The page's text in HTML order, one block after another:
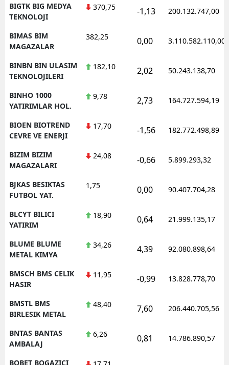
BIGTK BIG MEDYA
TEKNOLOJI
370,75 -1,13 200.132.747,00
BIMAS BIM
MAGAZALAR
382,25 0,00 3.110.582.110,00
BINBN BIN ULASIM
TEKNOLOJILERI
182,10 2,02 50.243.138,70
BINHO 1000
YATIRIMLAR HOL.
9,78 2,73 164.727.594,19
BIOEN BIOTREND
CEVRE VE ENERJI
17,70 -1,56 182.772.498,89
BIZIM BIZIM
MAGAZALARI
24,08 -0,66 5.899.293,32
BJKAS BESIKTAS
FUTBOL YAT.
1,75 0,00 90.407.704,28
BLCYT BILICI
YATIRIM
18,90 0,64 21.999.135,17
BLUME BLUME
METAL KIMYA
34,26 4,39 92.080.898,64
BMSCH BMS CELIK
HASIR
11,95 -0,99 13.828.778,70
BMSTL BMS
BIRLESIK METAL
48,40 7,60 206.440.705,56
BNTAS BANTAS
AMBALAJ
6,26 0,81 14.786.890,57
BOBET BOGAZICI